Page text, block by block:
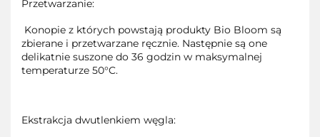
Przetwarzanie:
Konopie z których powstają produkty Bio Bloom są
zbierane i przetwarzane ręcznie. Następnie są one
delikatnie suszone do 36 godzin w maksymalnej
temperaturze 50°C.
Ekstrakcja dwutlenkiem węgla: